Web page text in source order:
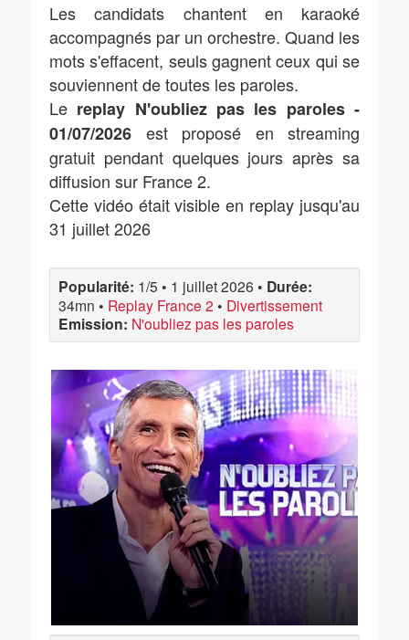
Les candidats chantent en karaoké
accompagnés par un orchestre. Quand les
mots s'effacent, seuls gagnent ceux qui se
souviennent de toutes les paroles.
Le replay N'oubliez pas les paroles -
01/07/2026 est proposé en streaming
gratuit pendant quelques jours après sa
diffusion sur France 2.
Cette vidéo était visible en replay jusqu'au
31 juillet 2026
Popularité: 1/5 • 1 juillet 2026 • Durée:
34mn • Replay France 2 • Divertissement
Emission: N'oubliez pas les paroles